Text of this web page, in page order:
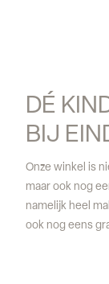
DÉ
BIJ
Onze winkel is
maar ook nog
namelijk heel
ook nog eens